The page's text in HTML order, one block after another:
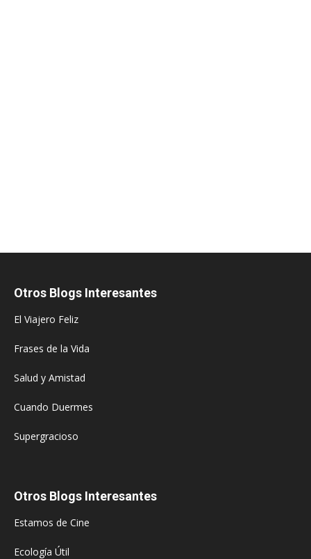
Otros Blogs Interesantes
El Viajero Feliz
Frases de la Vida
Salud y Amistad
Cuando Duermes
Supergracioso
Otros Blogs Interesantes
Estamos de Cine
Ecología Útil